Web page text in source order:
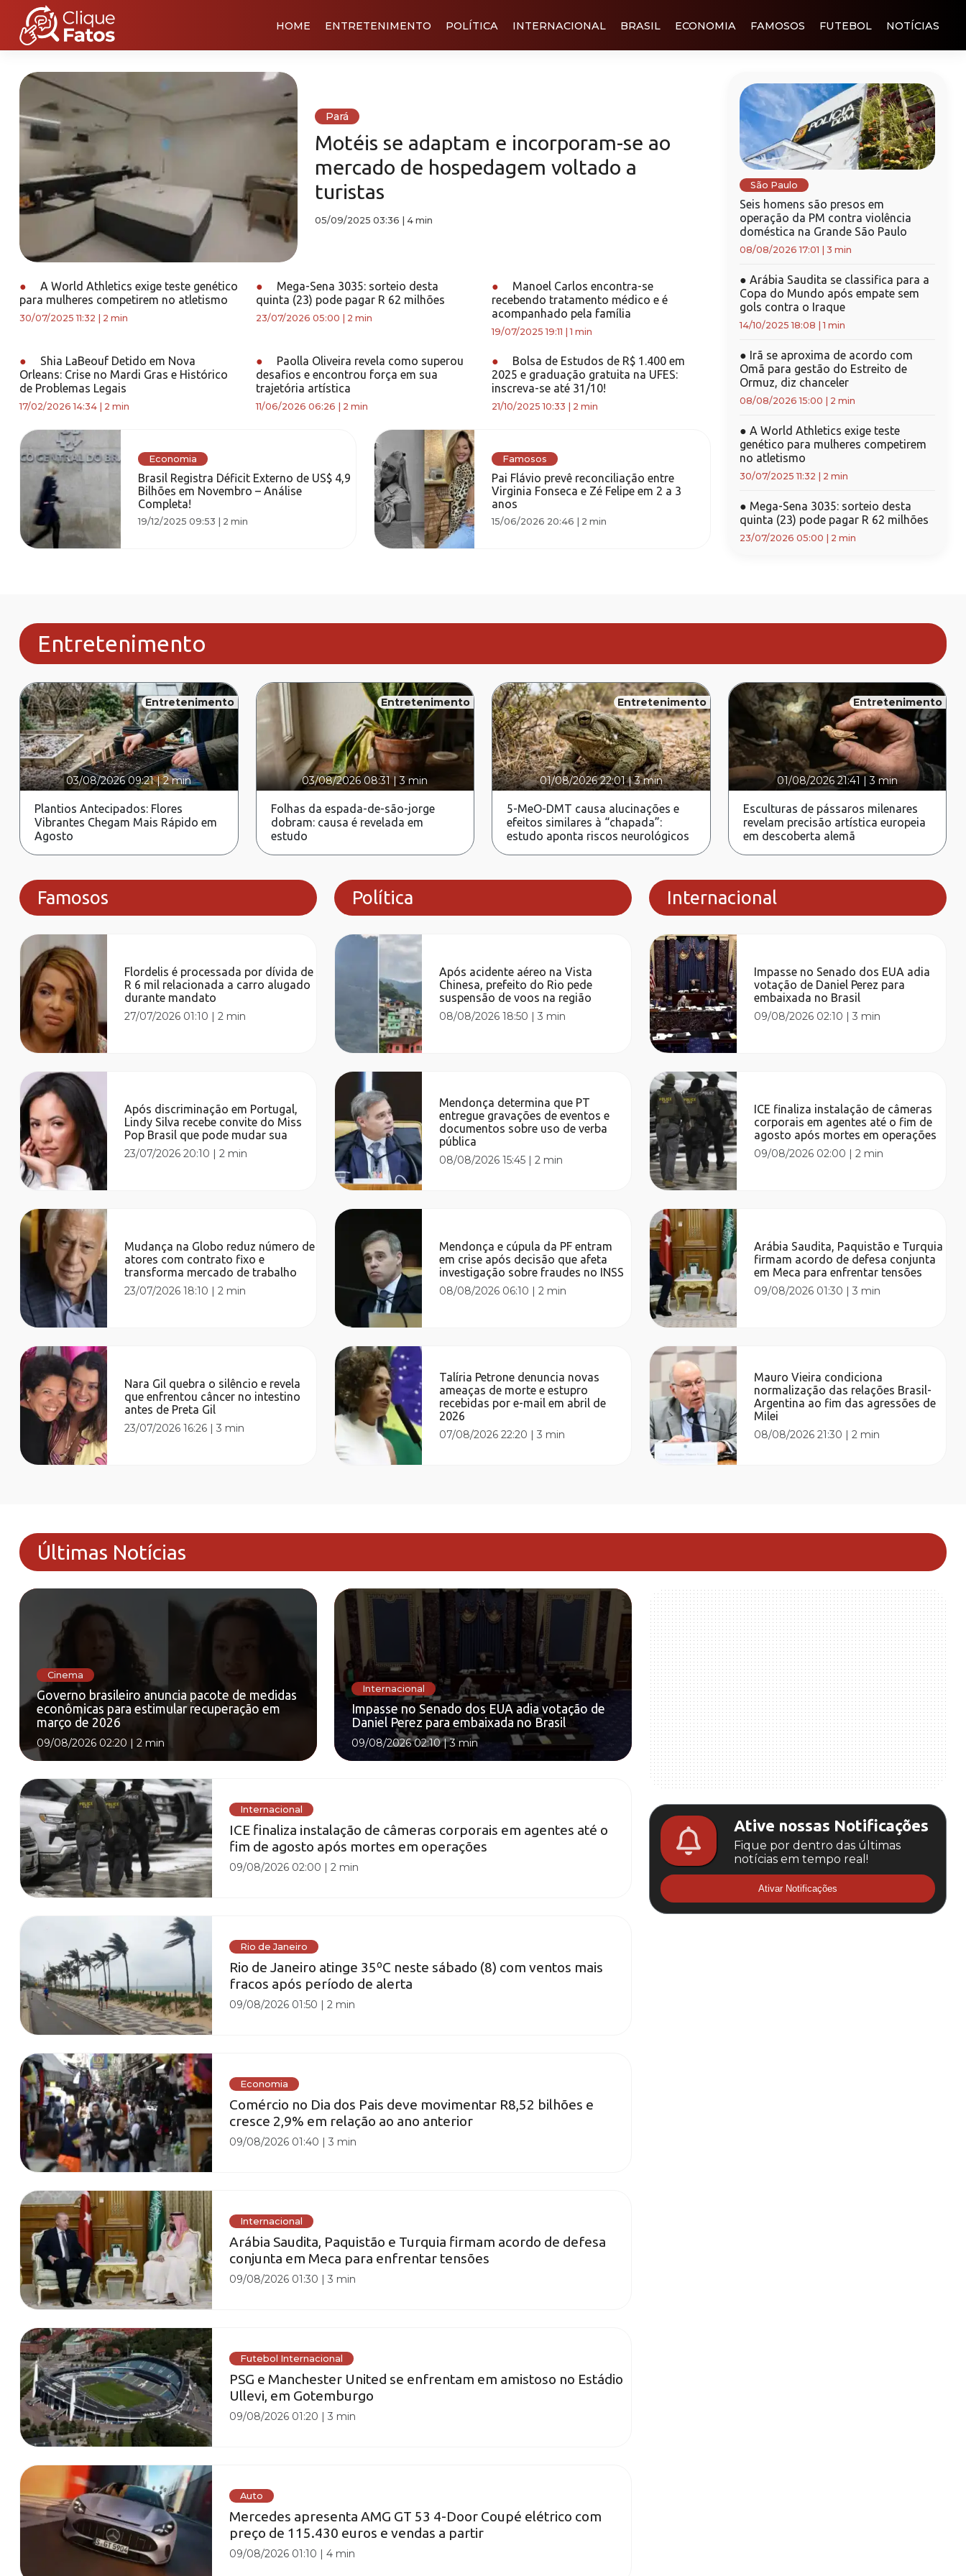
HOME ENTRETENIMENTO POLÍTICA INTERNACIONAL BRASIL ECONOMIA FAMOSOS FUTEBOL NOTÍCIAS
Pará
Motéis se adaptam e incorporam-se ao
mercado de hospedagem voltado a
turistas
05/09/2025 03:36 4 min
●
A World Athletics exige teste genético
para mulheres competirem no atletismo
30/07/2025 11:32 2 min
●
Mega-Sena 3035: sorteio desta
quinta (23) pode pagar R 62 milhões
23/07/2026 05:00 2 min
●
Manoel Carlos encontra-se
recebendo tratamento médico e é
acompanhado pela família
19/07/2025 19:11 |1 min
●
Shia LaBeouf Detido em Nova
Orleans: Crise no Mardi Gras e Histórico
de Problemas Legais
17/02/2026 14:34 2 min
●
Paolla Oliveira revela como superou
desafios e encontrou força em sua
trajetória artística
11/06/2026 06:26 2 min
●
Bolsa de Estudos de R$ 1.400 em
2025 e graduação gratuita na UFES:
inscreva-se até 31/10!
21/10/2025 10:33 2 min
Economia
Brasil Registra Déficit Externo de US$ 4,9
Bilhões em Novembro – Análise
Completa!
19/12/2025 09:53 | 2 min
Famosos
Pai Flávio prevê reconciliação entre
Virginia Fonseca e Zé Felipe em 2 a 3
anos
15/06/2026 20:46 | 2 min
São Paulo
Seis homens são presos em
operação da PM contra violência
doméstica na Grande São Paulo
08/08/2026 17:01 3 min
● Arábia Saudita se classifica para a
Copa do Mundo após empate sem
gols contra o Iraque
14/10/2025 18:08 |1 min
● Irã se aproxima de acordo com
Omã para gestão do Estreito de
Ormuz, diz chanceler
08/08/2026 15:00 2 min
● A World Athletics exige teste
genético para mulheres competirem
no atletismo
30/07/2025 11:32 2 min
● Mega-Sena 3035: sorteio desta
quinta (23) pode pagar R 62 milhões
23/07/2026 05:00 2 min
Entretenimento
Entretenimento
03/08/2026 09:21|2 min
Plantios Antecipados: Flores
Vibrantes Chegam Mais Rápido em
Agosto
Entretenimento
03/08/2026 08:31|3 min
Folhas da espada-de-são-jorge
dobram: causa é revelada em
estudo
Entretenimento
01/08/2026 22:01|3 min
5-MeO-DMT causa alucinações e
efeitos similares à “chapada”:
estudo aponta riscos neurológicos
Entretenimento
01/08/2026 21:41 |3 min
Esculturas de pássaros milenares
revelam precisão artística europeia
em descoberta alemã
Famosos
Flordelis é processada por dívida de
R 6 mil relacionada a carro alugado
durante mandato
27/07/2026 01:10 |2 min
Após discriminação em Portugal,
Lindy Silva recebe convite do Miss
Pop Brasil que pode mudar sua
23/07/2026 20:10 |2 min
Mudança na Globo reduz número de
atores com contrato fixo e
transforma mercado de trabalho
23/07/2026 18:10 |2 min
Nara Gil quebra o silêncio e revela
que enfrentou câncer no intestino
antes de Preta Gil
23/07/2026 16:26 |3 min
Política
Após acidente aéreo na Vista
Chinesa, prefeito do Rio pede
suspensão de voos na região
08/08/2026 18:50 |3 min
Mendonça determina que PT
entregue gravações de eventos e
documentos sobre uso de verba
pública
08/08/2026 15:45 |2 min
Mendonça e cúpula da PF entram
em crise após decisão que afeta
investigação sobre fraudes no INSS
08/08/2026 06:10 |2 min
Talíria Petrone denuncia novas
ameaças de morte e estupro
recebidas por e-mail em abril de
2026
07/08/2026 22:20 |3 min
Internacional
Impasse no Senado dos EUA adia
votação de Daniel Perez para
embaixada no Brasil
09/08/2026 02:10 |3 min
ICE finaliza instalação de câmeras
corporais em agentes até o fim de
agosto após mortes em operações
09/08/2026 02:00 |2 min
Arábia Saudita, Paquistão e Turquia
firmam acordo de defesa conjunta
em Meca para enfrentar tensões
09/08/2026 01:30 |3 min
Mauro Vieira condiciona
normalização das relações Brasil-
Argentina ao fim das agressões de
Milei
08/08/2026 21:30 |2 min
Últimas Notícias
Cinema
Governo brasileiro anuncia pacote de medidas
econômicas para estimular recuperação em
março de 2026
09/08/2026 02:20 | 2 min
Internacional
Impasse no Senado dos EUA adia votação de
Daniel Perez para embaixada no Brasil
09/08/2026 02:10|3 min
Internacional
ICE finaliza instalação de câmeras corporais em agentes até o
fim de agosto após mortes em operações
09/08/2026 02:00 |2 min
Rio de Janeiro
Rio de Janeiro atinge 35ºC neste sábado (8) com ventos mais
fracos após período de alerta
09/08/2026 01:50 |2 min
Economia
Comércio no Dia dos Pais deve movimentar R8,52 bilhões e
cresce 2,9% em relação ao ano anterior
09/08/2026 01:40 |3 min
Internacional
Arábia Saudita, Paquistão e Turquia firmam acordo de defesa
conjunta em Meca para enfrentar tensões
09/08/2026 01:30 |3 min
Futebol Internacional
PSG e Manchester United se enfrentam em amistoso no Estádio
Ullevi, em Gotemburgo
09/08/2026 01:20 |3 min
Auto
Mercedes apresenta AMG GT 53 4-Door Coupé elétrico com
preço de 115.430 euros e vendas a partir
09/08/2026 01:10 |4 min
Ative nossas Notificações
Fique por dentro das últimas
notícias em tempo real!
Ativar Notificações